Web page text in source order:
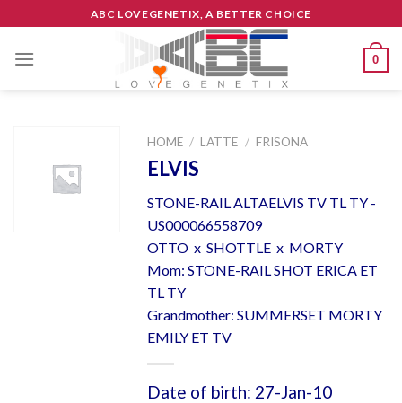
to
content
ABC LOVEGENETIX, A BETTER CHOICE
0
HOME / LATTE / FRISONA
ELVIS
STONE-RAIL ALTAELVIS TV TL TY -
US000066558709
OTTO x SHOTTLE x MORTY
Mom: STONE-RAIL SHOT ERICA ET
TL TY
Grandmother: SUMMERSET MORTY
EMILY ET TV
Date of birth: 27-Jan-10